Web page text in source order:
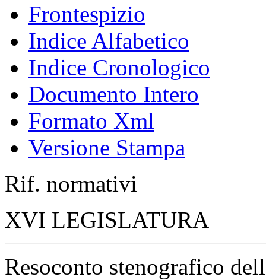
Frontespizio
Indice Alfabetico
Indice Cronologico
Documento Intero
Formato Xml
Versione Stampa
Rif. normativi
XVI LEGISLATURA
Resoconto stenografico